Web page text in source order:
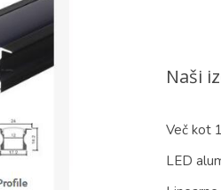
Naši
Več kot
LED